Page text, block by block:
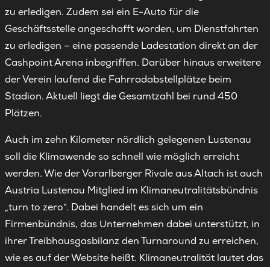
zu erledigen. Zudem sei ein E-Auto für die
Geschäftsstelle angeschafft worden, um Dienstfahrten
zu erledigen – eine passende Ladestation direkt an der
Cashpoint Arena inbegriffen. Darüber hinaus erweitere
der Verein laufend die Fahrradabstellplätze beim
Stadion. Aktuell liegt die Gesamtzahl bei rund 450
Plätzen.
Auch im zehn Kilometer nördlich gelegenen Lustenau
soll die Klimawende so schnell wie möglich erreicht
werden. Wie der Vorarlberger Rivale aus Altach ist auch
Austria Lustenau Mitglied im Klimaneutralitätsbündnis
„turn to zero“. Dabei handelt es sich um ein
Firmenbündnis, das Unternehmen dabei unterstützt, in
ihrer Treibhausgasbilanz den Turnaround zu erreichen,
wie es auf der Website heißt. Klimaneutralität lautet das